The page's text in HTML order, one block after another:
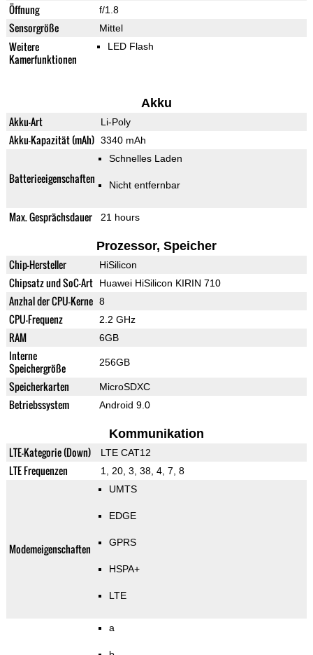
Öffnung f/1.8
Sensorgröße Mittel
Weitere
Kamerfunktionen
LED Flash
Akku
Akku-Art Li-Poly
Akku-Kapazität (mAh) 3340 mAh
Batterieeigenschaften
Schnelles Laden
Nicht entfernbar
Max. Gesprächsdauer 21 hours
Prozessor, Speicher
Chip-Hersteller HiSilicon
Chipsatz und SoC-Art Huawei HiSilicon KIRIN 710
Anzhal der CPU-Kerne 8
CPU-Frequenz 2.2 GHz
RAM 6GB
Interne
Speichergröße
256GB
Speicherkarten MicroSDXC
Betriebssystem Android 9.0
Kommunikation
LTE-Kategorie (Down) LTE CAT12
LTE Frequenzen 1, 20, 3, 38, 4, 7, 8
Modemeigenschaften
UMTS
EDGE
GPRS
HSPA+
LTE
a